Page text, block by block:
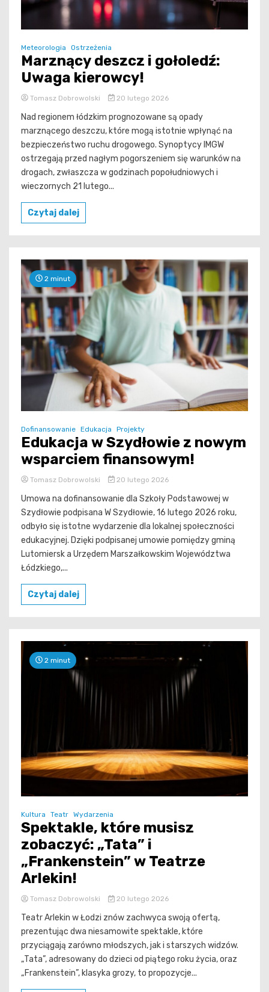
Meteorologia Ostrzeżenia
Marznący deszcz i gołoledź:
Uwaga kierowcy!
Tomasz Dobrowolski 20 lutego 2026
Nad regionem łódzkim prognozowane są opady
marznącego deszczu, które mogą istotnie wpłynąć na
bezpieczeństwo ruchu drogowego. Synoptycy IMGW
ostrzegają przed nagłym pogorszeniem się warunków na
drogach, zwłaszcza w godzinach popołudniowych i
wieczornych 21 lutego...
Czytaj dalej
2 minut
Dofinansowanie Edukacja Projekty
Edukacja w Szydłowie z nowym
wsparciem finansowym!
Tomasz Dobrowolski 20 lutego 2026
Umowa na dofinansowanie dla Szkoły Podstawowej w
Szydłowie podpisana W Szydłowie, 16 lutego 2026 roku,
odbyło się istotne wydarzenie dla lokalnej społeczności
edukacyjnej. Dzięki podpisanej umowie pomiędzy gminą
Lutomiersk a Urzędem Marszałkowskim Województwa
Łódzkiego,...
Czytaj dalej
2 minut
Kultura Teatr Wydarzenia
Spektakle, które musisz
zobaczyć: „Tata” i
„Frankenstein” w Teatrze
Arlekin!
Tomasz Dobrowolski 20 lutego 2026
Teatr Arlekin w Łodzi znów zachwyca swoją ofertą,
prezentując dwa niesamowite spektakle, które
przyciągają zarówno młodszych, jak i starszych widzów.
„Tata”, adresowany do dzieci od piątego roku życia, oraz
„Frankenstein”, klasyka grozy, to propozycje...